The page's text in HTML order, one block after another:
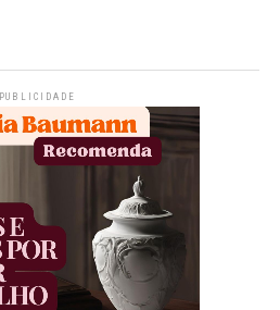
PUBLICIDADE